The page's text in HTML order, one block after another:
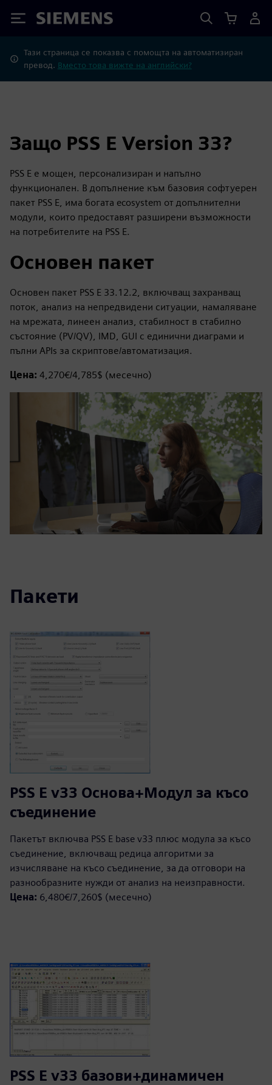
Siemens
Тази страница се показва с помощта на автоматизиран
превод. Вместо това вижте на английски?
Защо PSS E Version 33?
PSS E е мощен, персонализиран и напълно
функционален. В допълнение към базовия софтуерен
пакет PSS E, има богата ecosystem от допълнителни
модули, които предоставят разширени възможности
на потребителите на PSS E.
Основен пакет
Основен пакет PSS E 33.12.2, включващ захранващ
поток, анализ на непредвидени ситуации, намаляване
на мрежата, линеен анализ, стабилност в стабилно
състояние (PV/QV), IMD, GUI с единични диаграми и
пълни APIs за скриптове/автоматизация.
Цена: 4,270€/4,785$ (месечно)
Пакети
PSS E v33 Основа+Модул за късо
съединение
Пакетът включва PSS E base v33 плюс модула за късо
съединение, включващ редица алгоритми за
изчисляване на късо съединение, за да отговори на
разнообразните нужди от анализ на неизправности.
Цена: 6,480€/7,260$ (месечно)
PSS E v33 базови+динамичен